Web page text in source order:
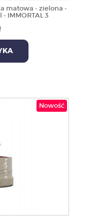
matowa - zielona -
- IMMORTAL 3
Nowość